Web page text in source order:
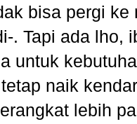
bisa pergi
. Tapi ada lho,
untuk
naik
lebih